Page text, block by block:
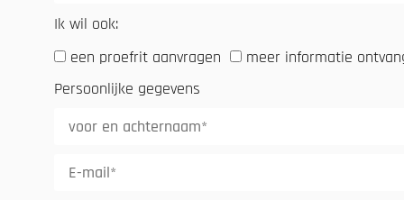
Ik wil ook:
een proefrit aanvragen
meer informatie
Persoonlijke gegevens